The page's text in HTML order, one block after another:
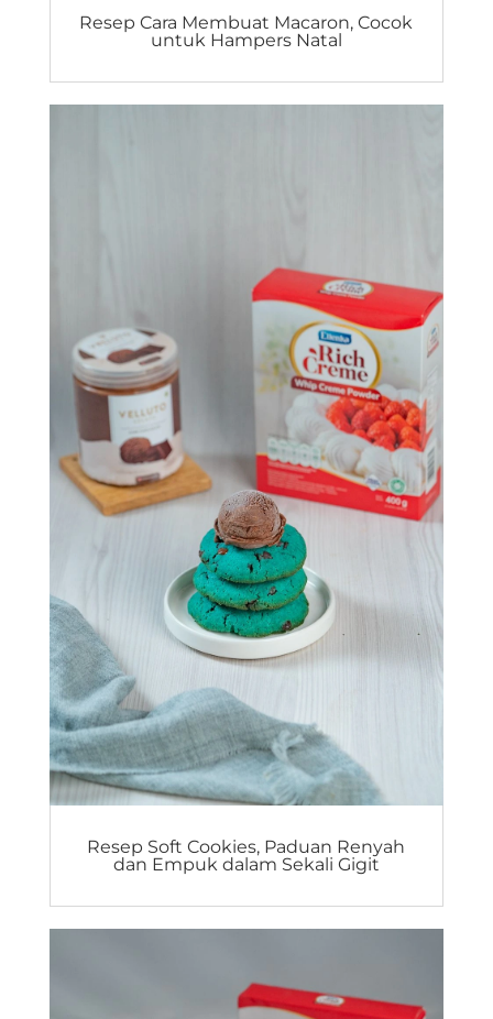
Resep Cara Membuat Macaron, Cocok
untuk Hampers Natal
Resep Soft Cookies, Paduan Renyah
dan Empuk dalam Sekali Gigit